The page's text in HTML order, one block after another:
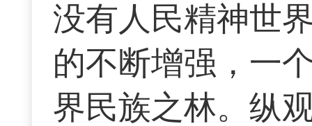
没有人民精神世
的不断增强，一
界民族之林。纵